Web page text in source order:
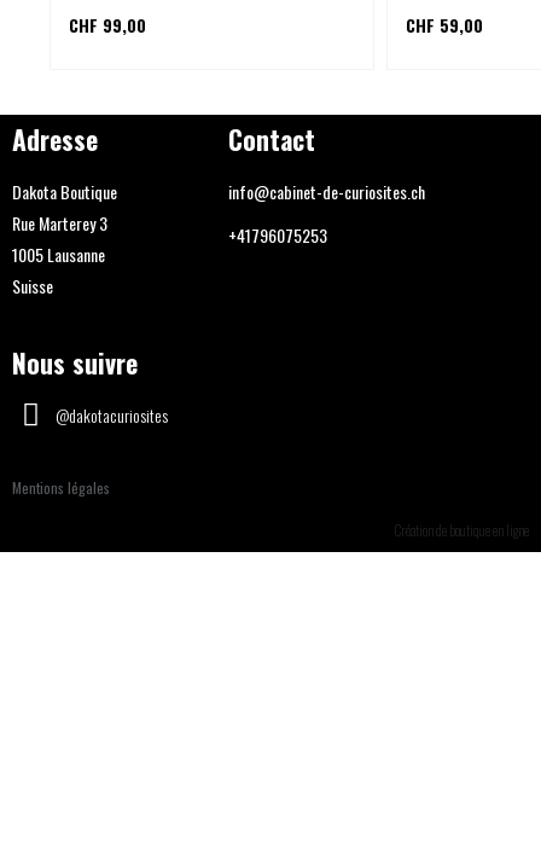
CHF 99,00 CHF 59,00
Adresse
Dakota Boutique
Rue Marterey 3
1005 Lausanne
Suisse
Contact
info@cabinet-de-curiosites.ch
+41796075253
Nous suivre
@dakotacuriosites
Mentions légales
Création de boutique en ligne